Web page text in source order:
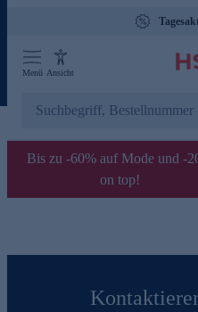
Menü Ansicht
Bis zu -60% auf Mode und -
on top!